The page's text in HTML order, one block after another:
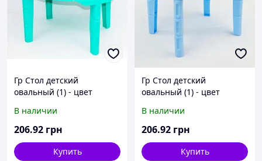
Гр Стол детский
овальный (1) - цвет
В наличии
206.92 грн
Купить
Гр Стол детский
овальный (1) - цвет
В наличии
206.92 грн
Купить